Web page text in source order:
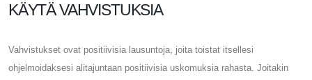
KÄYTÄ VAHVISTUKSIA
Vahvistukset ovat positiivisia lausuntoja, joita toistat itsellesi
ohjelmoidaksesi alitajuntaan positiivisia uskomuksia rahasta. Joitakin